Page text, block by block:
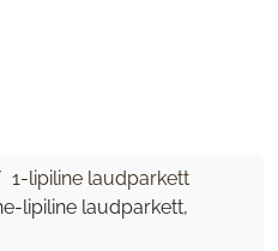
1-lipiline laudparkett
lipiline laudparkett,